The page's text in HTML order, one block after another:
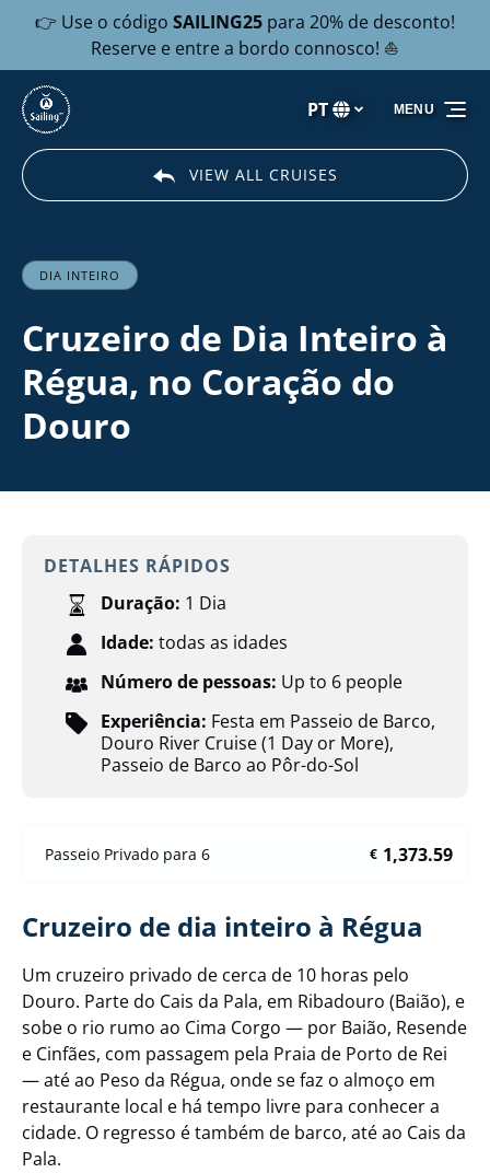
Passar para a navegação primária
Passar para o conteúdo
Passar para o rodapé
👉 Use o código SAILING25 para 20% de desconto!
Reserve e entre a bordo connosco! ⛵
Selecione
o
idioma
PT
VIEW ALL CRUISES
MENU
DIA INTEIRO
Cruzeiro de Dia Inteiro à
Régua, no Coração do
Douro
DETALHES RÁPIDOS
Duração: 1 Dia
Idade: todas as idades
Número de pessoas: Up to 6 people
Experiência: Festa em Passeio de Barco,
Douro River Cruise (1 Day or More),
Passeio de Barco ao Pôr-do-Sol
Passeio Privado para 6 € 1,373.59
Cruzeiro de dia inteiro à Régua
Um cruzeiro privado de cerca de 10 horas pelo
Douro. Parte do Cais da Pala, em Ribadouro (Baião), e
sobe o rio rumo ao Cima Corgo — por Baião, Resende
e Cinfães, com passagem pela Praia de Porto de Rei
— até ao Peso da Régua, onde se faz o almoço em
restaurante local e há tempo livre para conhecer a
cidade. O regresso é também de barco, até ao Cais da
Pala.